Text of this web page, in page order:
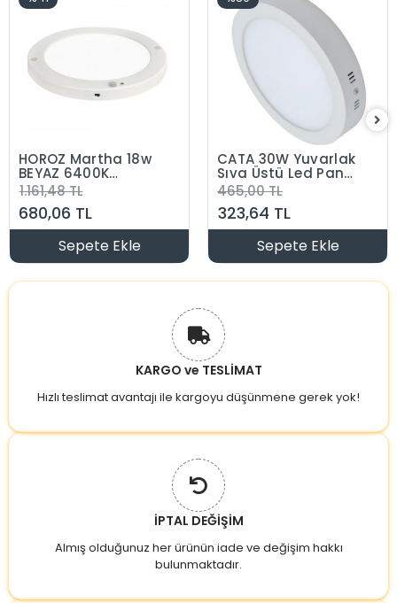
HOROZ Martha 18w
BEYAZ 6400K
Yuvarlak Hareket
Sensörlü Fotoselli
Led Spot Sıva Üstü
ve Sıva Altı
Kullanım
1.161,48 TL
680,06 TL
Sepete Ekle
CATA 30W Yuvarlak
Sıva Üstü Led Panel
6500K Beyaz Kasa
465,00 TL
323,64 TL
Sepete Ekle
KARGO ve TESLİMAT
Hızlı teslimat avantajı ile kargoyu düşünmene gerek yok!
İPTAL DEĞİŞİM
Almış olduğunuz her ürünün iade ve değişim hakkı
bulunmaktadır.